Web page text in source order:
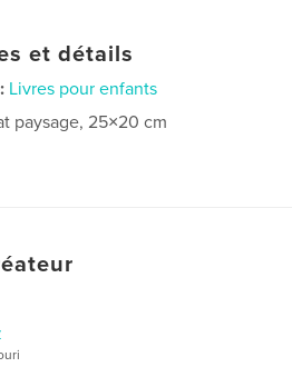
et détails
Livres pour enfants
paysage, 25×20 cm